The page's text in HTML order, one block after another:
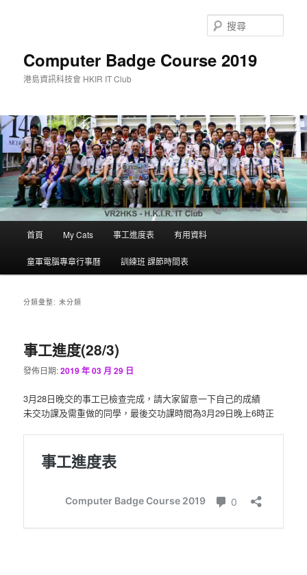
Computer Badge Course 2019
港島資訊科技會 HKIR IT Club
尋
跳
至
內
跳
至
內
首頁 My Cats 事工進度表 有用資料
童軍電腦專章行事曆 訓練班 課節時間表
分類彙整:未分類
事工進度(28/3)
發佈日期:2019 年 03 月 29 日
3月28日晚交的事工已檢查完成，請大家留意一下自己的成績
未交功課及需重做的同學，最後交功課時間為3月29日晚上6時正